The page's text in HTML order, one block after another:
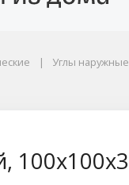
Углы наружные